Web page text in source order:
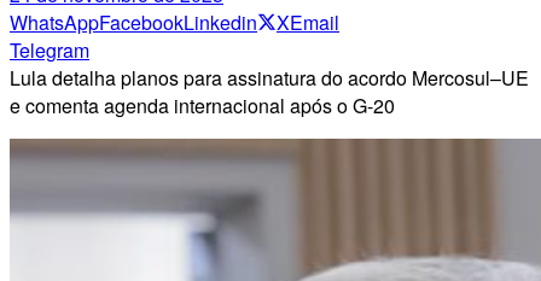
WhatsAppFacebookLinkedin XEmail
Telegram
Lula detalha planos para assinatura do acordo Mercosul–UE
e comenta agenda internacional após o G-20